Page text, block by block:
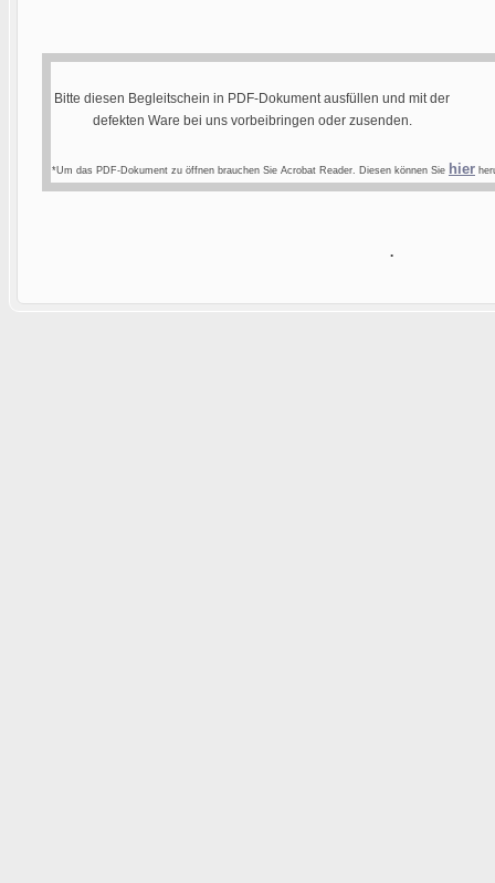
Bitte diesen Begleitschein in PDF-Dokument ausfüllen und mit der
defekten Ware bei uns vorbeibringen oder zusenden.
*Um das PDF-Dokument zu öffnen brauchen Sie Acrobat Reader. Diesen können Sie hier
.